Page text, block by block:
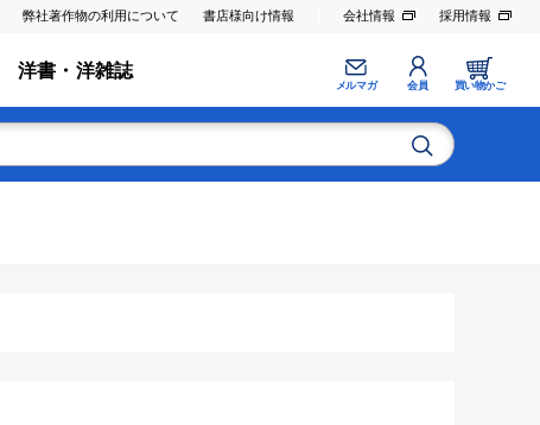
弊社著作物の利用について 書店様向け情報 会社情報 採用情報
洋書・洋雑誌
メルマガ 会員 買い物かご